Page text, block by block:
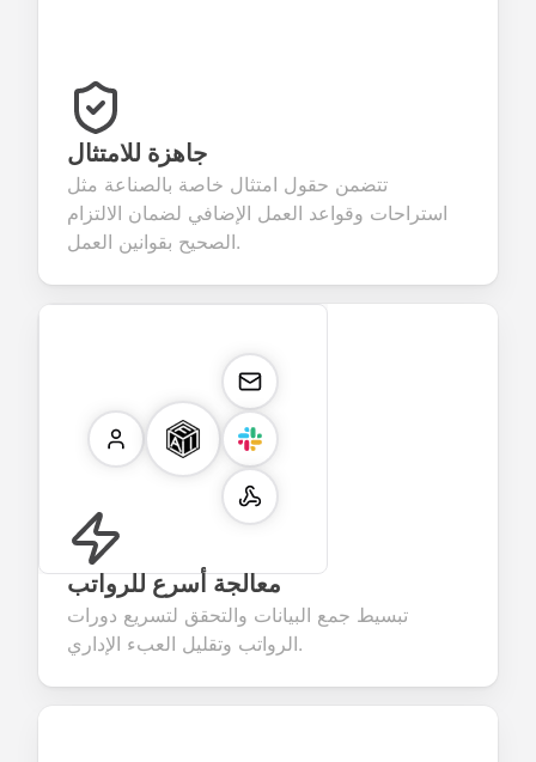
جاهزة للامتثال
تتضمن حقول امتثال خاصة بالصناعة مثل
استراحات وقواعد العمل الإضافي لضمان الالتزام
الصحيح بقوانين العمل.
معالجة أسرع للرواتب
تبسيط جمع البيانات والتحقق لتسريع دورات
الرواتب وتقليل العبء الإداري.